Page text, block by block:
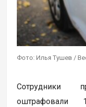
Фото: Илья Тушев /
Сотрудники
оштрафовали